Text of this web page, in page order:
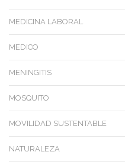
MEDICINA LABORAL
MEDICO
MENINGITIS
MOSQUITO
MOVILIDAD SUSTENTABLE
NATURALEZA